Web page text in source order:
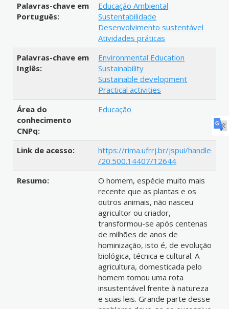
Palavras-chave em
Português:
Educação Ambiental
Sustentabilidade
Desenvolvimento sustentável
Atividades práticas
Palavras-chave em
Inglês:
Environmental Education
Sustainability
Sustainable development
Practical activities
Área do
conhecimento
CNPq:
Educação
Link de acesso:
https://rima.ufrrj.br/jspui/handle
/20.500.14407/12644
Resumo:
O homem, espécie muito mais
recente que as plantas e os
outros animais, não nasceu
agricultor ou criador,
transformou-se após centenas
de milhões de anos de
hominização, isto é, de evolução
biológica, técnica e cultural. A
agricultura, domesticada pelo
homem tomou uma rota
insustentável frente à natureza
e suas leis. Grande parte desse